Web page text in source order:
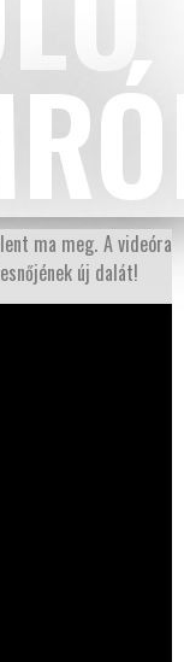
ma meg. A videóra
új dalát!